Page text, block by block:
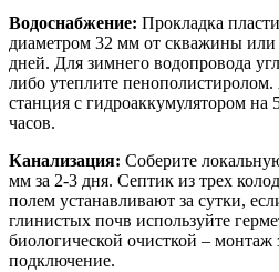
Водоснабжение: Прокладка
диаметром 32 мм от скважины или
дней. Для зимнего водопровода
либо утеплите пенополистиролом.
станция с гидроаккумулятором на
часов.
Канализация: Соберите
мм за 2-3 дня. Септик из трех
полем устанавливают за сутки,
глинистых почв используйте
биологической очисткой – монтаж
подключение.